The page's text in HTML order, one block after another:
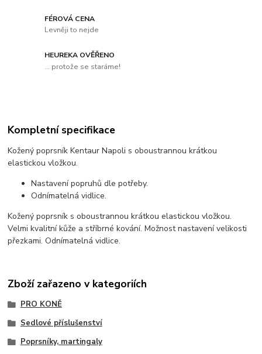
FÉROVÁ CENA
Levněji to nejde
HEUREKA OVĚŘENO
... protože se staráme!
Kompletní specifikace
Kožený poprsník Kentaur Napoli s oboustrannou krátkou
elastickou vložkou.
Nastavení popruhů dle potřeby.
Odnímatelná vidlice.
Kožený poprsník s oboustrannou krátkou elastickou vložkou.
Velmi kvalitní kůže a stříbrné kování. Možnost nastavení velikosti
přezkami. Odnímatelná vidlice.
Zboží zařazeno v kategoriích
PRO KONĚ
Sedlové příslušenství
Poprsníky, martingaly